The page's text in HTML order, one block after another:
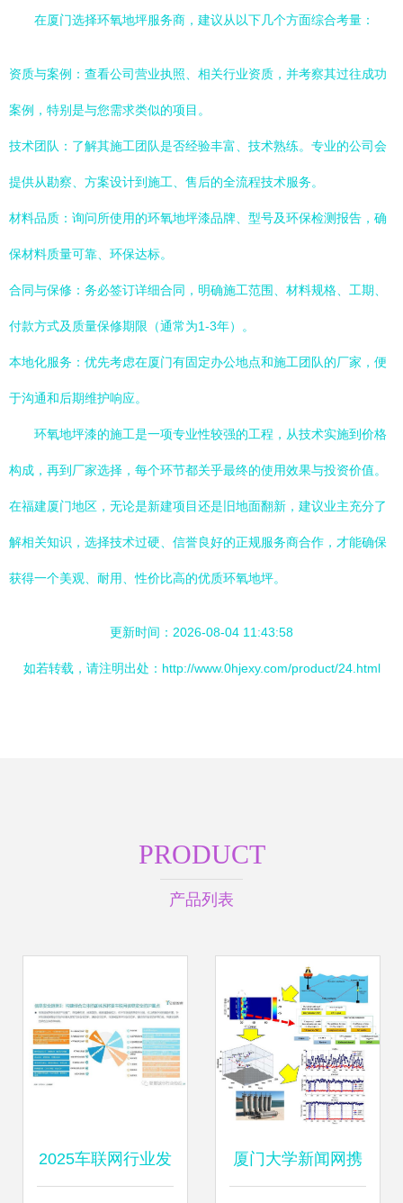
在厦门选择环氧地坪服务商，建议从以下几个方面综合考量：
资质与案例：查看公司营业执照、相关行业资质，并考察其过往成功
案例，特别是与您需求类似的项目。
技术团队：了解其施工团队是否经验丰富、技术熟练。专业的公司会
提供从勘察、方案设计到施工、售后的全流程技术服务。
材料品质：询问所使用的环氧地坪漆品牌、型号及环保检测报告，确
保材料质量可靠、环保达标。
合同与保修：务必签订详细合同，明确施工范围、材料规格、工期、
付款方式及质量保修期限（通常为1-3年）。
本地化服务：优先考虑在厦门有固定办公地点和施工团队的厂家，便
于沟通和后期维护响应。
环氧地坪漆的施工是一项专业性较强的工程，从技术实施到价格
构成，再到厂家选择，每个环节都关乎最终的使用效果与投资价值。
在福建厦门地区，无论是新建项目还是旧地面翻新，建议业主充分了
解相关知识，选择技术过硬、信誉良好的正规服务商合作，才能确保
获得一个美观、耐用、性价比高的优质环氧地坪。
更新时间：2026-08-04 11:43:58
如若转载，请注明出处：http://www.0hjexy.com/product/24.html
PRODUCT
产品列表
2025车联网行业发 厦门大学新闻网携